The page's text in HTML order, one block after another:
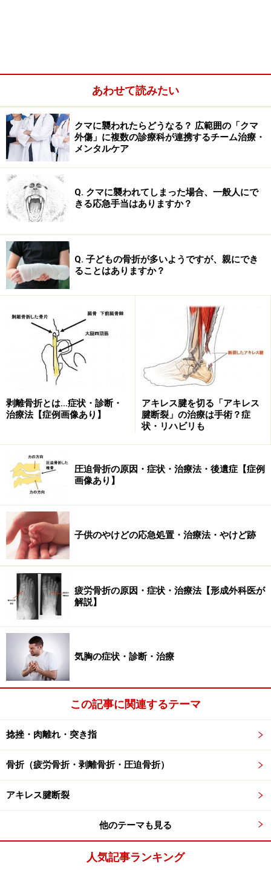
子供のやけどの「深さ」による重症度…第1
度・第2度・第3度
皮膚は、大きく三層構造になっています。皮膚はよく
「家」に例えられます。「皮膚の三層」にあたるのが
「屋根・構造・土台」です。
屋根……表皮
土台……皮下組織
菌、ウイルス、化学物質、温度、湿度に耐えています。
しかし、体温をはるかに超える温度には耐えられませ
ん。やけどは「皮膚が傷んだ深さ」で分類します。
第1度……表皮だけ。赤くなってむくむ
第2度……真皮まで。真皮での深さによって浅い浅在
性と深い深達性に分かれます。浅在性では赤くなっ
た水泡で、深達性では蒼白か赤褐色の水疱になりま
す。
第3度……皮下組織まで。水泡もなく、皮膚がなくな
り、組織が見えている状態
子供のやけどの「範囲」による重症度…軽
症・中等度・重症
単に範囲だけでなく、上記の深さの程度も含めて判断し
ます。範囲は、体の皮膚全体の面積（体表面積と言いま
す）でやけどがどの程度あるのかを判定します。例え
ば、乳児の場合、頭全体をやけどになると面積は20%に
なります。
軽症……第2度 10％以下、第3度 2％以下
中等度……第2度 10～30％、第3度 2～10％
……第2度 30％以上、第3度 10％以上、気道
にもやけどがある場合
あわせて読みたい
クマに襲われたらどうなる？ 広範囲の「クマ
外傷」に複数の診療科が連携するチーム治療・
メンタルケア
Q. クマに襲われてしまった場合、一般人にで
きる応急手当はありますか？
Q. 子どもの骨折が多いようですが、親にでき
ることはありますか？
剥離骨折とは…症状・診断・
治療法【症例画像あり】
アキレス腱を切る「アキレス
腱断裂」の治療は手術？症
状・リハビリも
圧迫骨折の原因・症状・治療法・後遺症【症例
画像あり】
子供のやけどの応急処置・治療法・やけど跡
疲労骨折の原因・症状・治療法【形成外科医が
解説】
気胸の症状・診断・治療
この記事に関連するテーマ
捻挫・肉離れ・突き指
骨折（疲労骨折・剥離骨折・圧迫骨折）
アキレス腱断裂
他のテーマも見る
人気記事ランキング